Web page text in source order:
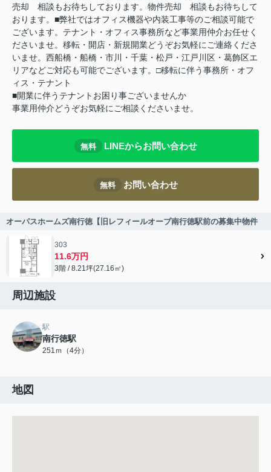
売却 相談もお待ちしております。物件売却 相談もお待ちして
おります。■弊社ではオフィス機器や内装工事等のご相談可能で
ございます。テナント・オフィス事務所など事業用仲介お任せく
ださいませ。移転・開店・新規開業どうぞお気軽にご連絡くださ
いませ。西船橋・船橋・市川・千葉・松戸・江戸川区・葛飾区エ
リアなどご対応も可能でございます。□移転に伴う事務所・オフ
ィス・テナント
■開業に伴うテナントお困り事ございませんか
事業用仲介どうぞお気軽にご相談くださいませ。
無料 LINEからお問い合わせ
無料 お問い合わせ
オーパスホームズ南行徳【旧レフィールオーブ南行徳駅前の募集中物件
303
11.6万円
3階 / 8.21坪(27.16㎡)
周辺施設
駅
南行徳駅
251ｍ（4分）
地図